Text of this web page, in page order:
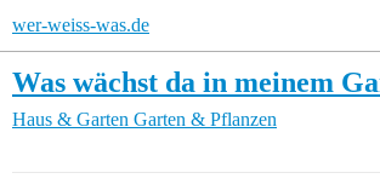
wer-weiss-was.de
Was wächst da in meinem
Haus & Garten Garten & Pflanzen